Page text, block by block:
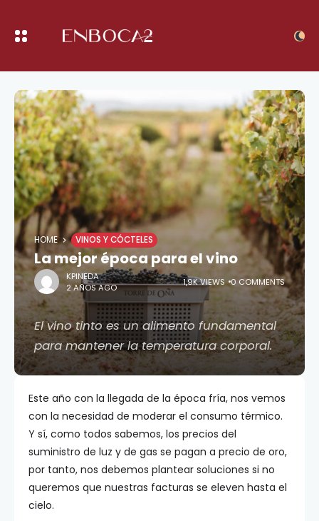
HOME VINOS Y CÓCTELES
La mejor época para el vino
KPINEDA
2 AÑOS AGO
1,9K VIEWS 0 COMMENTS
El vino tinto es un alimento fundamental
para mantener la temperatura corporal.
Este año con la llegada de la época fría, nos vemos
con la necesidad de moderar el consumo térmico.
Y sí, como todos sabemos, los precios del
suministro de luz y de gas se pagan a precio de oro,
por tanto, nos debemos plantear soluciones si no
queremos que nuestras facturas se eleven hasta el
cielo.